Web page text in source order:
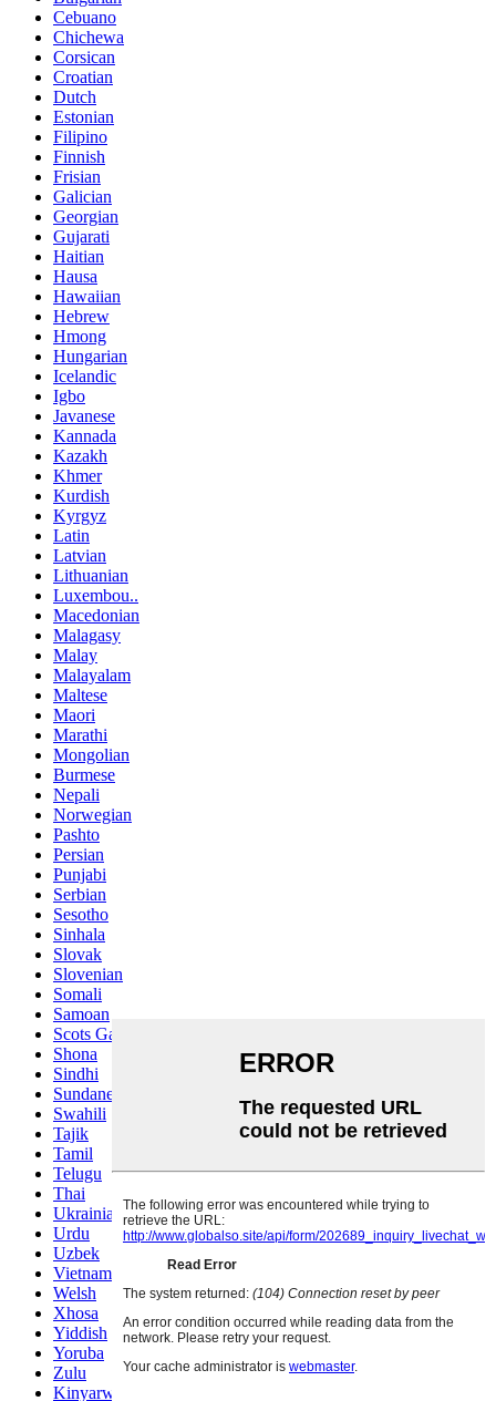
Cebuano
Chichewa
Corsican
Croatian
Dutch
Estonian
Filipino
Finnish
Frisian
Galician
Georgian
Gujarati
Haitian
Hausa
Hawaiian
Hebrew
Hmong
Hungarian
Icelandic
Igbo
Javanese
Kannada
Kazakh
Khmer
Kurdish
Kyrgyz
Latin
Latvian
Lithuanian
Luxembou..
Macedonian
Malagasy
Malay
Malayalam
Maltese
Maori
Marathi
Mongolian
Burmese
Nepali
Norwegian
Pashto
Persian
Punjabi
Serbian
Sesotho
Sinhala
Slovak
Slovenian
Somali
Samoan
Scots Gaelic
Shona
Sindhi
Sundanese
Swahili
Tajik
Tamil
Telugu
Thai
Ukrainian
Urdu
Uzbek
Vietnamese
Welsh
Xhosa
Yiddish
Yoruba
Zulu
Kinyarwanda